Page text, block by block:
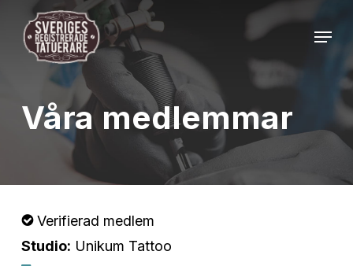
Menu
Våra medlemmar
Verifierad medlem
Studio: Unikum Tattoo
Menu